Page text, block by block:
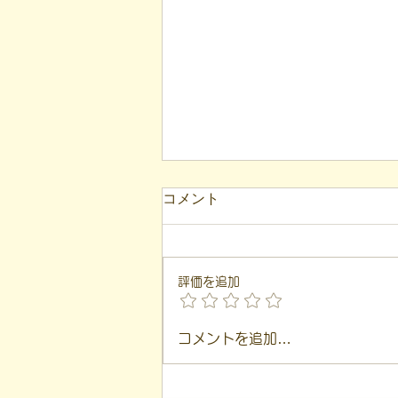
【代表ブログ】冷蔵庫に貼ら
コメント
評価を追加
コメントを追加…